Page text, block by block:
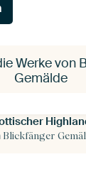
Werke von
Gemälde
Blickfänger